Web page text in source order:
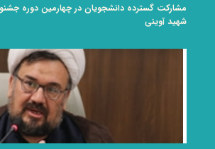
مشارکت گسترده دانشجویان در چهارمین دوره
شهید آوینی